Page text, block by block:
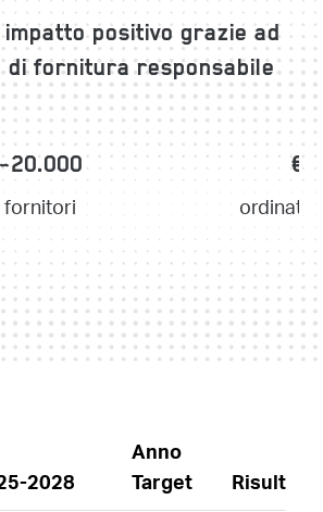
impatto positivo grazie ad
di fornitura responsabile
~20.000
fornitori
€
ordinato
2028
Anno
Target Risultati